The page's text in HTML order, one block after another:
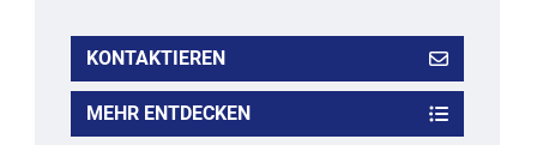
KONTAKTIEREN
MEHR ENTDECKEN